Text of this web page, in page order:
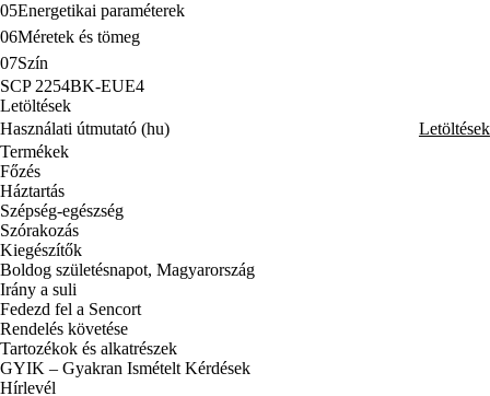
05Energetikai paraméterek
06Méretek és tömeg
07Szín
SCP 2254BK-EUE4
Letöltések
Használati útmutató (hu)
Letöltések
Termékek
Főzés
Háztartás
Szépség-egészség
Szórakozás
Kiegészítők
Boldog születésnapot, Magyarország
Irány a suli
Fedezd fel a Sencort
Rendelés követése
Tartozékok és alkatrészek
GYIK – Gyakran Ismételt Kérdések
Hírlevél